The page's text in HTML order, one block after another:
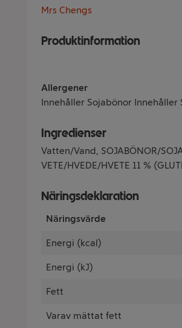
Mrs Chengs
Produktinformation
Allergener
Innehåller Sojabönor Innehåller
Ingredienser
Vatten/Vand, SOJABÖNOR/
VETE/HVEDE/HVETE 11 %
Näringsdeklaration
Näringsvärde
Energi (kcal)
Energi (kJ)
Fett
Varav mättat fett